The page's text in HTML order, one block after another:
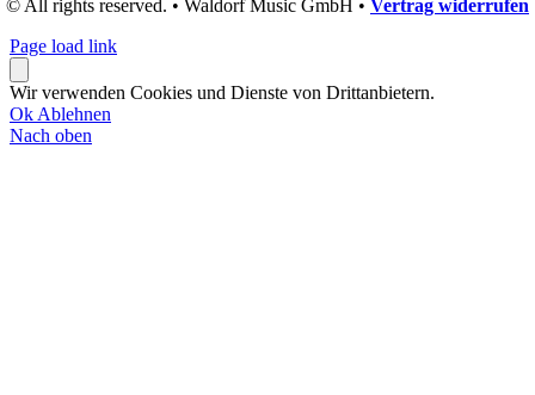
© All rights reserved. • Waldorf Music GmbH • Vertrag widerrufen
Page load link
Wir verwenden Cookies und Dienste von Drittanbietern.
Ok Ablehnen
Nach oben